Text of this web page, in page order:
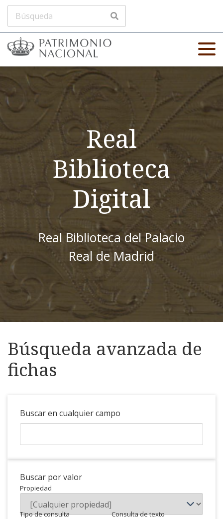
Real
Biblioteca
Digital
Real Biblioteca del Palacio
Real de Madrid
Búsqueda avanzada de
fichas
Buscar en cualquier campo
Buscar por valor
Propiedad
Tipo de consulta Consulta de texto